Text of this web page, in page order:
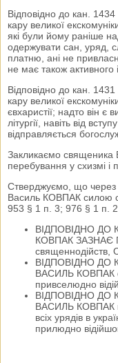
Відповідно до кан.
кару великої
які були йому раніше
одержувати сан, уряд,
платню, ані не
не має також активного
Відповідно до кан.
кару великої
євхаристії; надто він є
літургії, навіть від
відправляється
Закликаємо священика
перебування у схизмі і
Стверджуємо, що через
Василь КОВПАК силою
953 § 1 п. 3; 976 § 1 п.
ВІДПОВІДНО ДО
КОВПАК ЗАЗНАЄ
ВІДПОВІДНО ДО
ВАСИЛЬ КОВПАК є
привселюдно
ВІДПОВІДНО ДО
ВАСИЛЬ КОВПАК
всіх урядів в
прилюдно